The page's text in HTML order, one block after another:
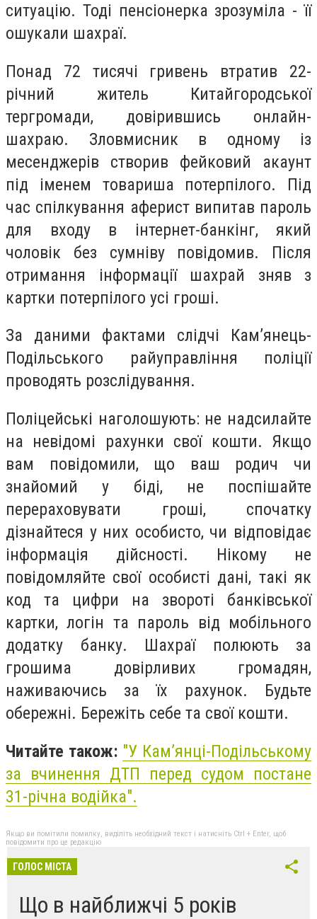
ситуацію. Тоді пенсіонерка зрозуміла - її
ошукали шахраї.
Понад 72 тисячі гривень втратив 22-
річний житель Китайгородської
тергромади, довірившись онлайн-
шахраю. Зловмисник в одному із
месенджерів створив фейковий акаунт
під іменем товариша потерпілого. Під
час спілкування аферист випитав пароль
для входу в інтернет-банкінг, який
чоловік без сумніву повідомив. Після
отримання інформації шахрай зняв з
картки потерпілого усі гроші.
За даними фактами слідчі Камʼянець-
Подільського райуправління поліції
проводять розслідування.
Поліцейські наголошують: не надсилайте
на невідомі рахунки свої кошти. Якщо
вам повідомили, що ваш родич чи
знайомий у біді, не поспішайте
перераховувати гроші, спочатку
дізнайтеся у них особисто, чи відповідає
інформація дійсності. Нікому не
повідомляйте свої особисті дані, такі як
код та цифри на звороті банківської
картки, логін та пароль від мобільного
додатку банку. Шахраї полюють за
грошима довірливих громадян,
наживаючись за їх рахунок. Будьте
обережні. Бережіть себе та свої кошти.
Читайте також: "У Камʼянці-Подільському
за вчинення ДТП перед судом постане
31-річна водійка".
Якщо ви помітили помилку, виділіть необхідний текст і натисніть Ctrl + Enter, щоб
повідомити про це редакцію
ГОЛОС МІСТА
Що в найближчі 5 років